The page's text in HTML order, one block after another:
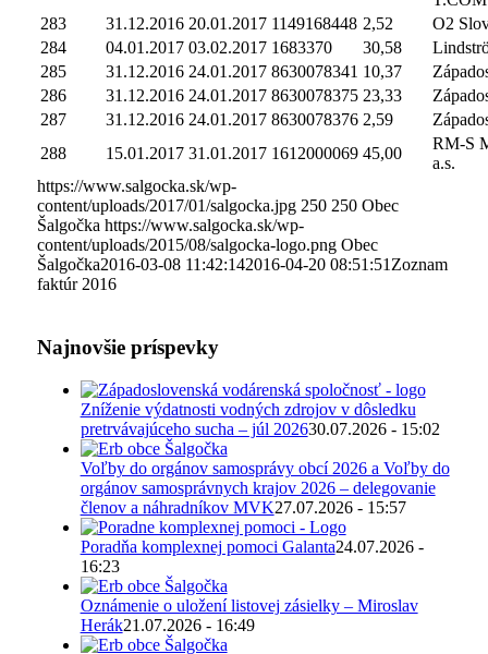
283
31.12.2016 20.01.2017 1149168448 2,52
O2
284
04.01.2017 03.02.2017 1683370 30,58
285
31.12.2016 24.01.2017 8630078341 10,37
286
31.12.2016 24.01.2017 8630078375 23,33
287
31.12.2016 24.01.2017 8630078376 2,59
288
15.01.2017 31.01.2017 1612000069 45,00
RM-S
a.s.
https://www.salgocka.sk/wp-
content/uploads/2017/01/salgocka.jpg 250 250 Obec
Šalgočka https://www.salgocka.sk/wp-
content/uploads/2015/08/salgocka-logo.png Obec
Šalgočka2016-03-08 11:42:142016-04-20 08:51:51 Zoznam
faktúr 2016
Najnovšie príspevky
Zníženie výdatnosti vodných zdrojov v dôsledku
pretrvávajúceho sucha – júl 202630.07.2026 - 15:02
Voľby do orgánov samosprávy obcí 2026 a Voľby do
orgánov samosprávnych krajov 2026 – delegovanie
členov a náhradníkov MVK27.07.2026 - 15:57
Poradňa komplexnej pomoci Galanta24.07.2026 -
16:23
Oznámenie o uložení listovej zásielky – Miroslav
Herák21.07.2026 - 16:49